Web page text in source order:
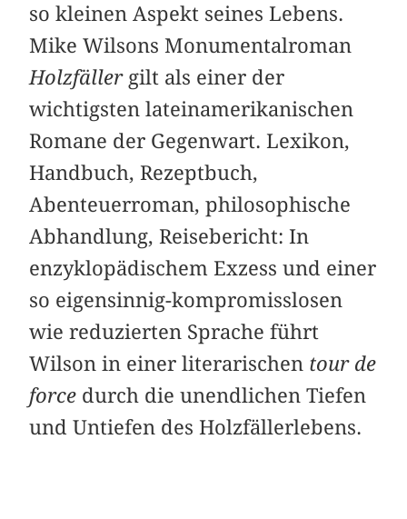
so kleinen Aspekt seines Lebens.
Mike Wilsons Monumentalroman
Holzfällergilt als einer der
wichtigsten lateinamerikanischen
Romane der Gegenwart. Lexikon,
Handbuch, Rezeptbuch,
Abenteuerroman, philosophische
Abhandlung, Reisebericht: In
enzyklopädischem Exzess und einer
so eigensinnig-kompromisslosen
wie reduzierten Sprache führt
Wilson in einer literarischen tour de
force durch die unendlichen Tiefen
und Untiefen des Holzfällerlebens.